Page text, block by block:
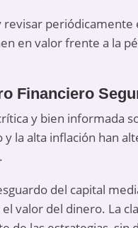
en valor frente a la
Financiero
y bien informada
la alta inflación han
del capital
valor del dinero. La